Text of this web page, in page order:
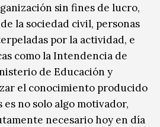
sin fines de lucro,
la sociedad civil, personas
por la actividad, e
como la Intendencia de
de Educación y
el conocimiento producido
no solo algo motivador,
necesario hoy en día